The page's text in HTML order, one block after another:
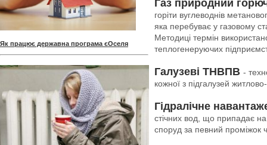
Як працює державна програма єОселя
Газ природний
горіти вуглеводнів
яка перебуває у газовому
Методиці термін
теплогенеруючих
Галузеві ТНВПВ -
кожної з підгалузей
Гідралічне
стічних вод, що припадає
споруд за певний проміжок